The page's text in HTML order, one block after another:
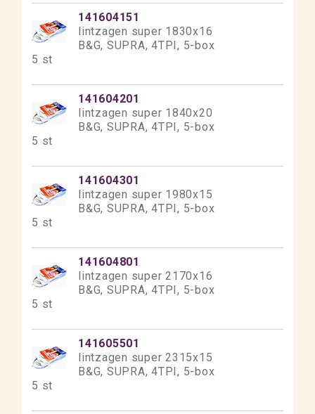
141604151
lintzagen super 1830x16
B&G, SUPRA, 4TPI, 5-box
5 st
141604201
lintzagen super 1840x20
B&G, SUPRA, 4TPI, 5-box
5 st
141604301
lintzagen super 1980x15
B&G, SUPRA, 4TPI, 5-box
5 st
141604801
lintzagen super 2170x16
B&G, SUPRA, 4TPI, 5-box
5 st
141605501
lintzagen super 2315x15
B&G, SUPRA, 4TPI, 5-box
5 st